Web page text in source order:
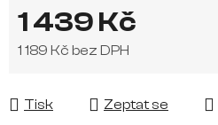
1 439 Kč
1 189 Kč bez DPH
Tisk
Zeptat se